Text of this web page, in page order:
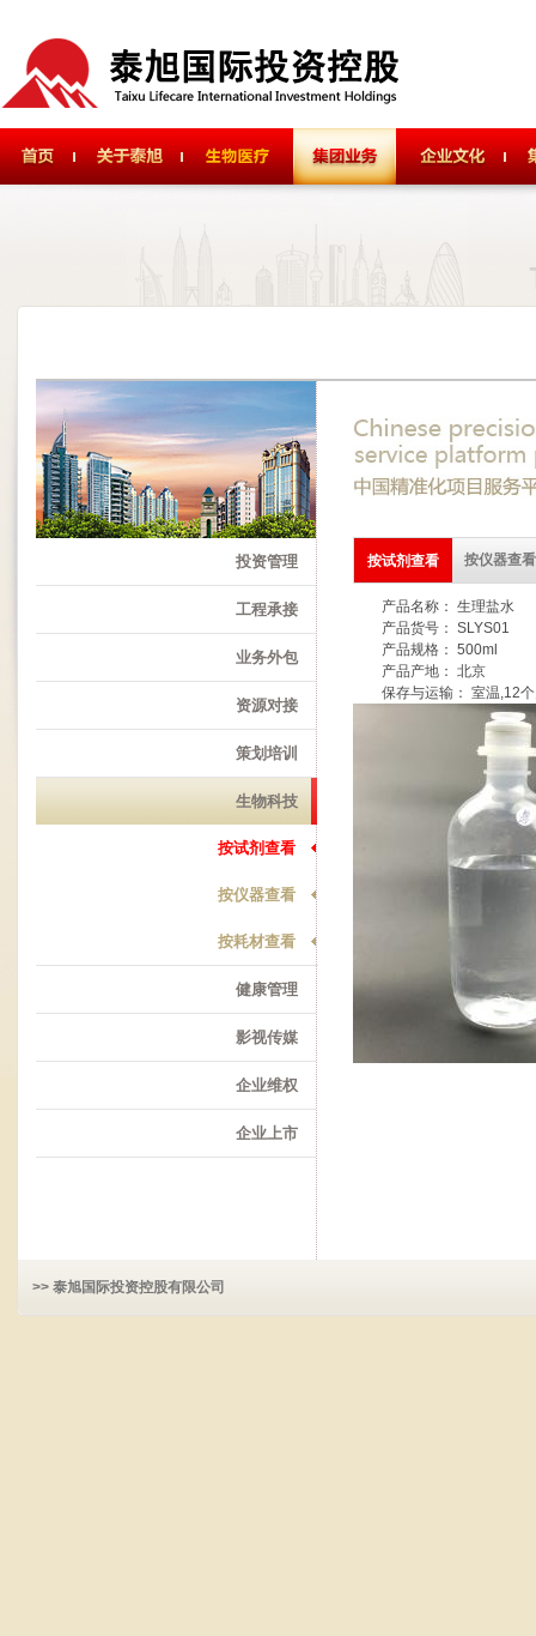
投资管理
工程承接
业务外包
资源对接
策划培训
生物科技
按试剂查看
按仪器查看
按耗材查看
健康管理
影视传媒
企业维权
企业上市
按试剂查看 按仪器查看
产品名称： 生理盐水
产品货号： SLYS01
产品规格： 500ml
产品产地： 北京
保存与运输： 室温,12
>> 泰旭国际投资控股有限公司